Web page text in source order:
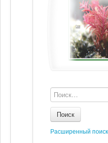
Поиск
Расширенный поиск